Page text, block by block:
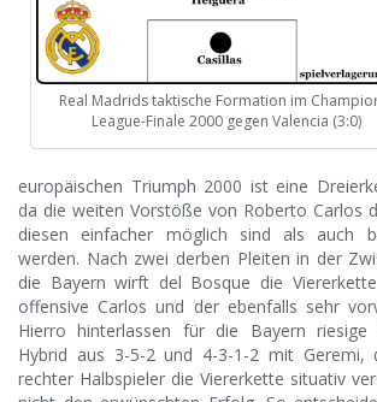
Real Madrids taktische Formation im
League-Finale 2000 gegen Valencia (3:0)
europäischen Triumph 2000 ist eine
da die weiten Vorstöße von Roberto Carlos
diesen einfacher möglich sind als auch
werden. Nach zwei derben Pleiten in der
die Bayern wirft del Bosque die
offensive Carlos und der ebenfalls sehr
Hierro hinterlassen für die Bayern riesige
Hybrid aus 3-5-2 und 4-3-1-2 mit Geremi,
rechter Halbspieler die Viererkette situativ